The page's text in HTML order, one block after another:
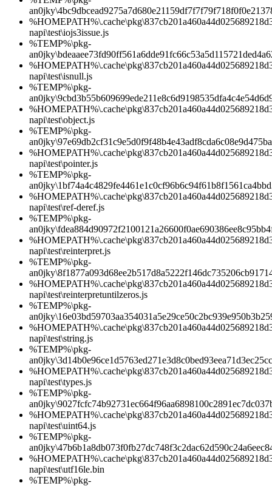
napi\test\iojs3issue.js
%TEMP%\pkg-
napi\test\isnull.js
%TEMP%\pkg-
napi\test\object.js
%TEMP%\pkg-
napi\test\pointer.js
%TEMP%\pkg-
napi\test\ref-deref.js
%TEMP%\pkg-
napi\test\reinterpret.js
%TEMP%\pkg-
napi\test\reinterpretuntilzeros.js
%TEMP%\pkg-
napi\test\string.js
%TEMP%\pkg-
napi\test\types.js
%TEMP%\pkg-
napi\test\uint64.js
%TEMP%\pkg-
napi\test\utf16le.bin
%TEMP%\pkg-